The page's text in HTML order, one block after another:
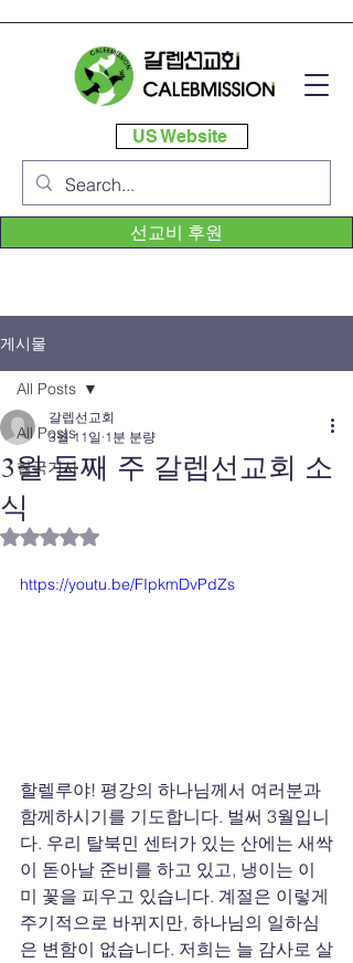
US Website
선교비 후원
게시물
All Posts
한국기사
All Posts
3월 둘째 주 갈렙선교회 소
식
갈렙선교회
3월 11일 1분 분량
별점 5점 중 NaN점을 주었습니다.
https://youtu.be/FIpkmDvPdZs
할렐루야! 평강의 하나님께서 여러분과
함께하시기를 기도합니다. 벌써 3월입니
다. 우리 탈북민 센터가 있는 산에는 새싹
이 돋아날 준비를 하고 있고, 냉이는 이
미 꽃을 피우고 있습니다. 계절은 이렇게
주기적으로 바뀌지만, 하나님의 일하심
은 변함이 없습니다. 저희는 늘 감사로 살